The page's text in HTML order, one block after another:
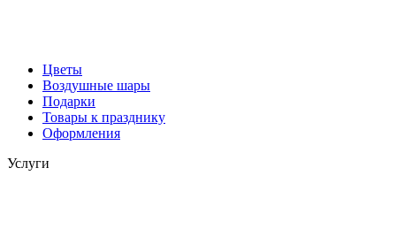
Цветы
Воздушные шары
Подарки
Товары к празднику
Оформления
Услуги